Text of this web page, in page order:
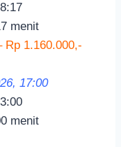
menit
Rp 1.160.000,-
17:00
menit